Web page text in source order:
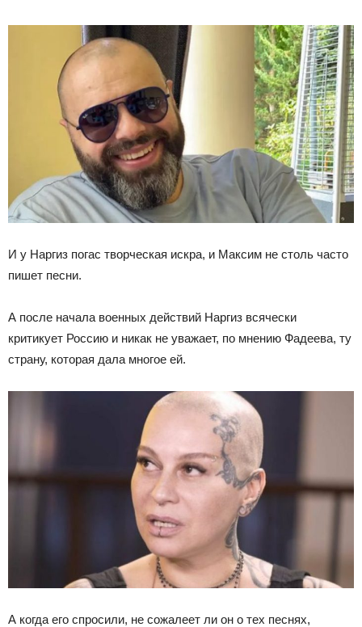
И у Наргиз погас творческая искра, и Максим не столь часто
пишет песни.
А после начала военных действий Наргиз всячески
критикует Россию и никак не уважает, по мнению Фадеева, ту
страну, которая дала многое ей.
А когда его спросили, не сожалеет ли он о тех песнях,